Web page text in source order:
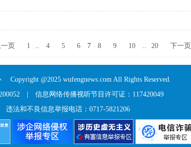
页 1 .. 4 5 6 7 8 9 10 .. 20 下一页
Copyright @2025 wufengnews.com All Rights Reserved.
| 信息网络传播视听节目许可证：117420049
法和不良信息举报电话：0717-5821206